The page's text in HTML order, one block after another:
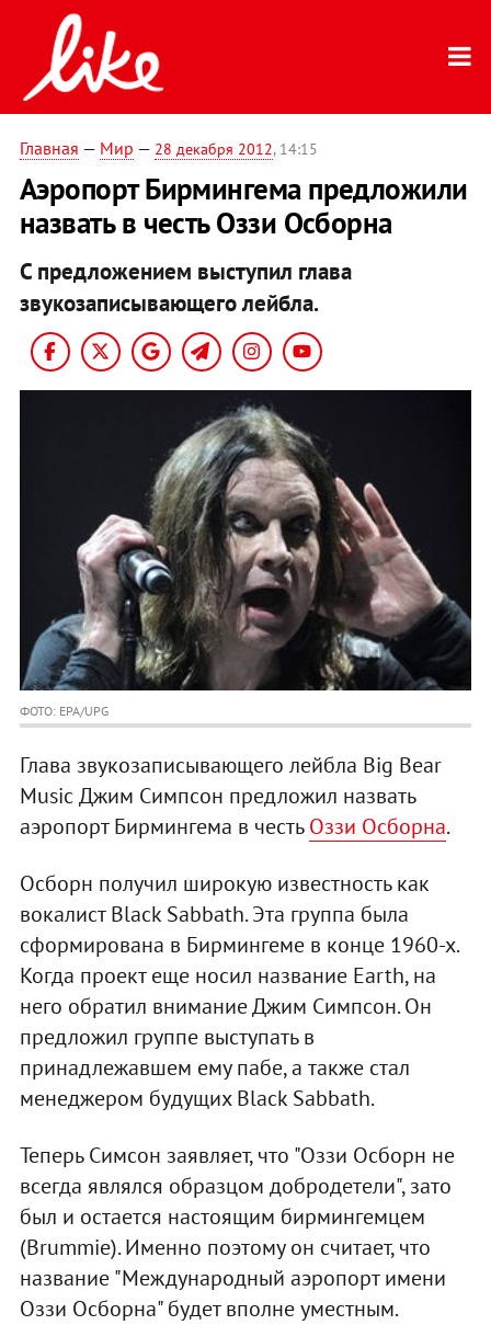
Главная — Мир — 28 декабря 2012, 14:15
Аэропорт Бирмингема предложили
назвать в честь Оззи Осборна
С предложением выступил глава
звукозаписывающего лейбла.
ФОТО: EPA/UPG
Глава звукозаписывающего лейбла Big Bear
Music Джим Симпсон предложил назвать
аэропорт Бирмингема в честьОззи Осборна.
Осборн получил широкую известность как
вокалист Black Sabbath. Эта группа была
сформирована в Бирмингеме в конце 1960-х.
Когда проект еще носил название Earth, на
него обратил внимание Джим Симпсон. Он
предложил группе выступать в
принадлежавшем ему пабе, а также стал
менеджером будущих Black Sabbath.
Теперь Симсон заявляет, что "Оззи Осборн не
всегда являлся образцом добродетели", зато
был и остается настоящим бирмингемцем
(Brummie). Именно поэтому он считает, что
название "Международный аэропорт имени
Оззи Осборна" будет вполне уместным.